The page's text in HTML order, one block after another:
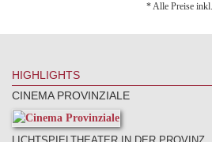
* Alle Preise
HIGHLIGHTS
CINEMA PROVINZIALE